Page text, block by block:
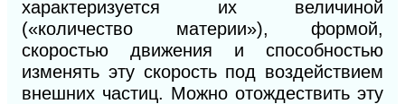
характеризуется их величиной
(«количество материи»), формой,
скоростью движения и способностью
изменять эту скорость под воздействием
внешних частиц. Можно отождествить эту